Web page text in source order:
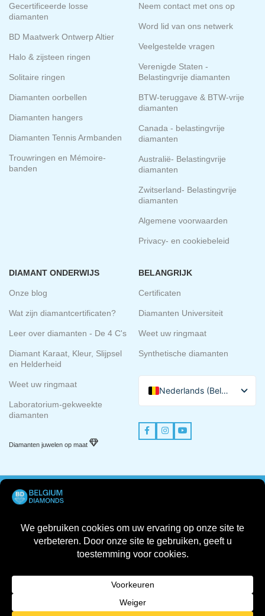
Gecertificeerde losse
diamanten
BD Maatwerk Ontwerp Altier
Halo & zijsteen ringen
Solitaire ringen
Diamanten oorbellen
Diamanten hangers
Diamanten Tennis Armbanden
Trouwringen en Mémoire-
banden
Neem contact met ons op
Word lid van ons netwerk
Veelgestelde vragen
Verenigde Staten -
Belastingvrije diamanten
BTW-teruggave & BTW-vrije
diamanten
Canada - belastingvrije
diamanten
Australië- Belastingvrije
diamanten
Zwitserland- Belastingvrije
diamanten
Algemene voorwaarden
Privacy- en cookiebeleid
DIAMANT ONDERWIJS
Onze blog
Wat zijn diamantcertificaten?
Leer over diamanten - De 4 C's
Diamant Karaat, Kleur, Slijpsel
en Helderheid
Weet uw ringmaat
Laboratorium-gekweekte
diamanten
Diamanten juwelen op maat
BELANGRIJK
Certificaten
Diamanten Universiteit
Weet uw ringmaat
Synthetische diamanten
Nederlands (België)
English
Italiano
Company Number- 0809.582.883
© 2025 Belgium DIAMONDS. Alle rechten voorbehouden.